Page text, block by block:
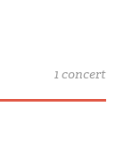
1 concert